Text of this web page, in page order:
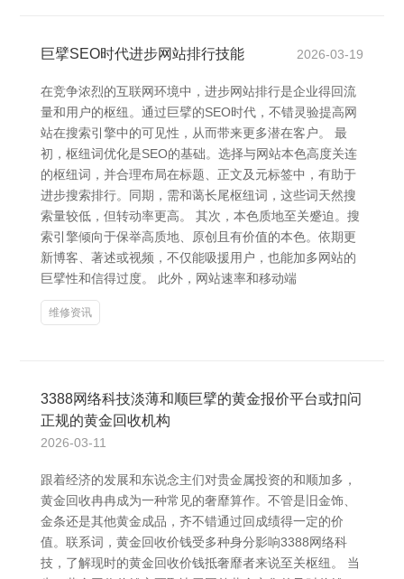
巨擘SEO时代进步网站排行技能 2026-03-19
在竞争浓烈的互联网环境中，进步网站排行是企业得回流
量和用户的枢纽。通过巨擘的SEO时代，不错灵验提高网
站在搜索引擎中的可见性，从而带来更多潜在客户。 最
初，枢纽词优化是SEO的基础。选择与网站本色高度关连
的枢纽词，并合理布局在标题、正文及元标签中，有助于
进步搜索排行。同期，需和蔼长尾枢纽词，这些词天然搜
索量较低，但转动率更高。 其次，本色质地至关蹙迫。搜
索引擎倾向于保举高质地、原创且有价值的本色。依期更
新博客、著述或视频，不仅能吸援用户，也能加多网站的
巨擘性和信得过度。 此外，网站速率和移动端
维修资讯
3388网络科技淡薄和顺巨擘的黄金报价平台或扣问
正规的黄金回收机构
2026-03-11
跟着经济的发展和东说念主们对贵金属投资的和顺加多，
黄金回收冉冉成为一种常见的奢靡算作。不管是旧金饰、
金条还是其他黄金成品，齐不错通过回成绩得一定的价
值。联系词，黄金回收价钱受多种身分影响3388网络科
技，了解现时的黄金回收价钱抵奢靡者来说至关枢纽。 当